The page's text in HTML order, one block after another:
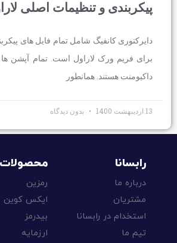
پیکربندی و تنظیمات اصلی
دایرکتوری کانفیگ شامل تمام فایل های
برای فریم ورک لاراول است. تمام آپشن
داکیومنت هستند. همانطور
13 اردیبهشت 1400 بدون دیدگاه
رابسانا
درباره ما
مشتریان
استخدام در رابسانا
تیم ما
محصولات
رمزین
ایکس کوین
بیدرمز
ارزمایه